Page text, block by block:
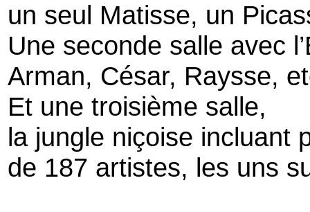
un seul Matisse, un
Une seconde salle avec
Arman, César, Raysse,
Et une troisième salle,
la jungle niçoise incluant
de 187 artistes, les uns